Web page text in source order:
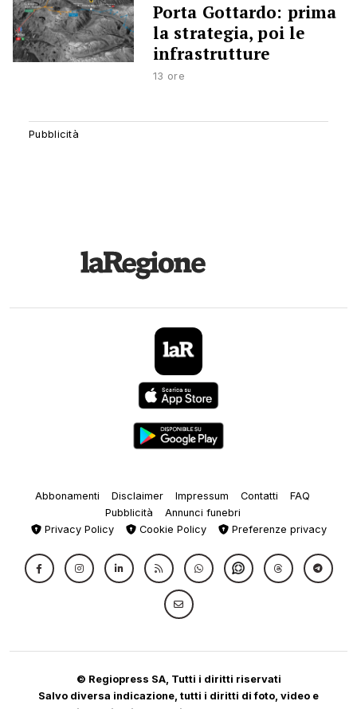
Porta Gottardo: prima
la strategia, poi le
infrastrutture
13 ore
Abbonamenti Disclaimer Impressum Contatti
FAQ
Pubblicità
Annunci funebri
Privacy Policy
Cookie Policy Preferenze privacy
© Regiopress SA, Tutti i diritti riservati
Salvo diversa indicazione, tutti i diritti di foto, video e